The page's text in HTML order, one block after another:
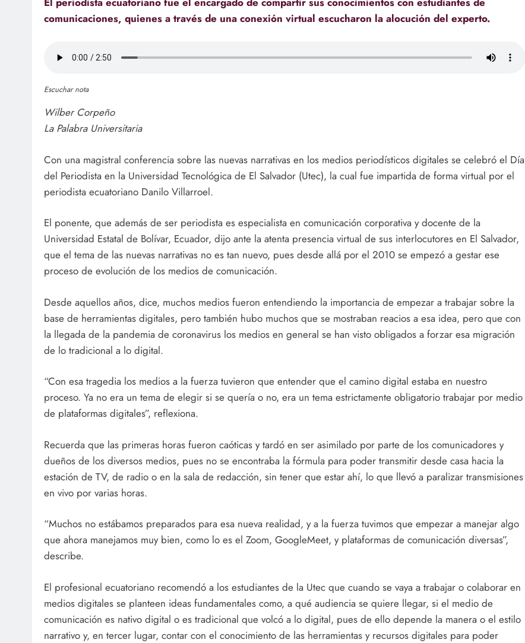
comunicaciones, quienes a través de una conexión virtual escucharon la alocución del experto.
Escuchar nota
Wilber Corpeño
La Palabra Universitaria
Con una magistral conferencia sobre las nuevas narrativas en los medios periodísticos digitales se celebró el Día
del Periodista en la Universidad Tecnológica de El Salvador (Utec), la cual fue impartida de forma virtual por el
periodista ecuatoriano Danilo Villarroel.
El ponente, que además de ser periodista es especialista en comunicación corporativa y docente de la
Universidad Estatal de Bolívar, Ecuador, dijo ante la atenta presencia virtual de sus interlocutores en El Salvador,
que el tema de las nuevas narrativas no es tan nuevo, pues desde allá por el 2010 se empezó a gestar ese
proceso de evolución de los medios de comunicación.
Desde aquellos años, dice, muchos medios fueron entendiendo la importancia de empezar a trabajar sobre la
base de herramientas digitales, pero también hubo muchos que se mostraban reacios a esa idea, pero que con
la llegada de la pandemia de coronavirus los medios en general se han visto obligados a forzar esa migración
de lo tradicional a lo digital.
“Con esa tragedia los medios a la fuerza tuvieron que entender que el camino digital estaba en nuestro
proceso. Ya no era un tema de elegir si se quería o no, era un tema estrictamente obligatorio trabajar por medio
de plataformas digitales”, reflexiona.
Recuerda que las primeras horas fueron caóticas y tardó en ser asimilado por parte de los comunicadores y
dueños de los diversos medios, pues no se encontraba la fórmula para poder transmitir desde casa hacia la
estación de TV, de radio o en la sala de redacción, sin tener que estar ahí, lo que llevó a paralizar transmisiones
en vivo por varias horas.
“Muchos no estábamos preparados para esa nueva realidad, y a la fuerza tuvimos que empezar a manejar algo
que ahora manejamos muy bien, como lo es el Zoom, GoogleMeet, y plataformas de comunicación diversas”,
describe.
El profesional ecuatoriano recomendó a los estudiantes de la Utec que cuando se vaya a trabajar o colaborar en
medios digitales se planteen ideas fundamentales como, a qué audiencia se quiere llegar, si el medio de
comunicación es nativo digital o es tradicional que volcó a lo digital, pues de ello depende la manera o el estilo
narrativo y, en tercer lugar, contar con el conocimiento de las herramientas y recursos digitales para poder